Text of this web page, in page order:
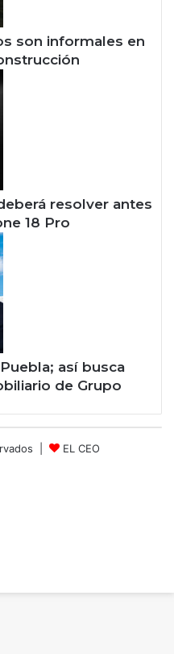
son informales en
resolver antes
18 Pro
así busca
de Grupo
|
EL CEO